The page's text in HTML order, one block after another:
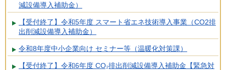
減設備導入補助金）
【受付終了】令和5年度 スマート省エネ技術導入事業（CO2排
出削減設備導入補助金）
令和8年度中小企業向け セミナー等（温暖化対策課）
【受付終了】令和6年度 CO₂排出削減設備導入補助金【緊急対